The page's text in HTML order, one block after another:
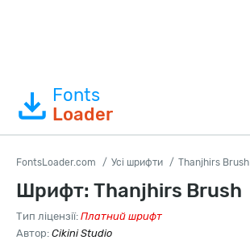
Fonts
Loader
FontsLoader.com Усі шрифти Thanjhirs Brush
Шрифт: Thanjhirs Brush
Тип ліцензії: Платний шрифт
Автор: Cikini Studio